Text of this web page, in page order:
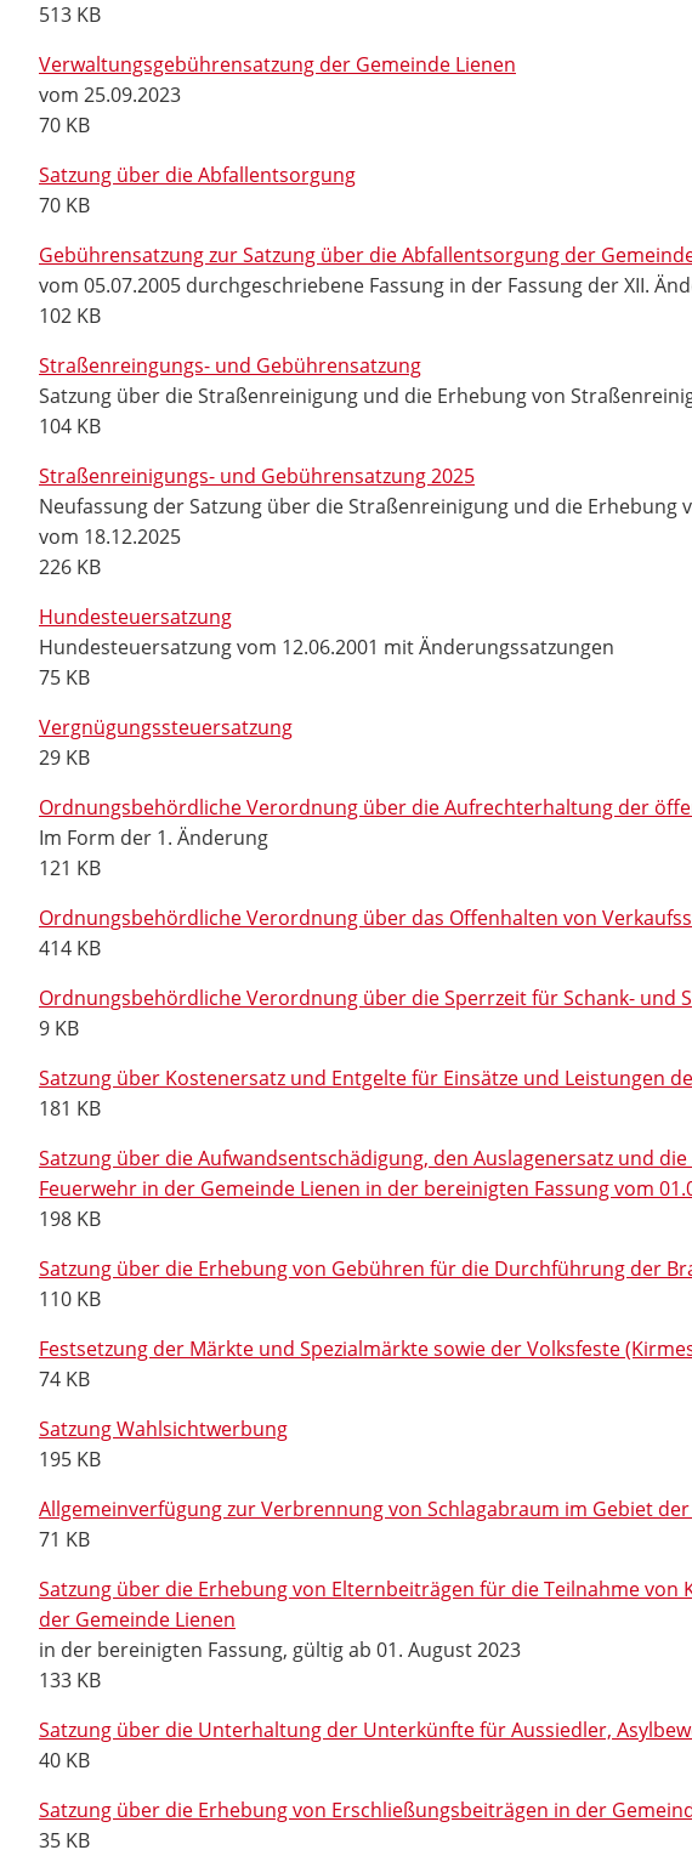
513 KB
Verwaltungsgebührensatzung der Gemeinde Lienen
vom 25.09.2023
70 KB
Satzung über die Abfallentsorgung
70 KB
Gebührensatzung zur Satzung über die Abfallentsorgung der
vom 05.07.2005 durchgeschriebene Fassung in der Fassung der XII.
102 KB
Straßenreingungs- und Gebührensatzung
Satzung über die Straßenreinigung und die Erhebung von
104 KB
Straßenreinigungs- und Gebührensatzung 2025
Neufassung der Satzung über die Straßenreinigung und die
vom 18.12.2025
226 KB
Hundesteuersatzung
Hundesteuersatzung vom 12.06.2001 mit Änderungssatzungen
75 KB
Vergnügungssteuersatzung
29 KB
Ordnungsbehördliche Verordnung über die Aufrechterhaltung der
Im Form der 1. Änderung
121 KB
Ordnungsbehördliche Verordnung über das Offenhalten von
414 KB
Ordnungsbehördliche Verordnung über die Sperrzeit für Schank-
9 KB
Satzung über Kostenersatz und Entgelte für Einsätze und Leistungen
181 KB
Satzung über die Aufwandsentschädigung, den Auslagenersatz und
Feuerwehr in der Gemeinde Lienen in der bereinigten Fassung vom
198 KB
Satzung über die Erhebung von Gebühren für die Durchführung der
110 KB
Festsetzung der Märkte und Spezialmärkte sowie der Volksfeste
74 KB
Satzung Wahlsichtwerbung
195 KB
Allgemeinverfügung zur Verbrennung von Schlagabraum im Gebiet
71 KB
Satzung über die Erhebung von Elternbeiträgen für die Teilnahme
der Gemeinde Lienen
in der bereinigten Fassung, gültig ab 01. August 2023
133 KB
Satzung über die Unterhaltung der Unterkünfte für Aussiedler,
40 KB
Satzung über die Erhebung von Erschließungsbeiträgen in der
35 KB